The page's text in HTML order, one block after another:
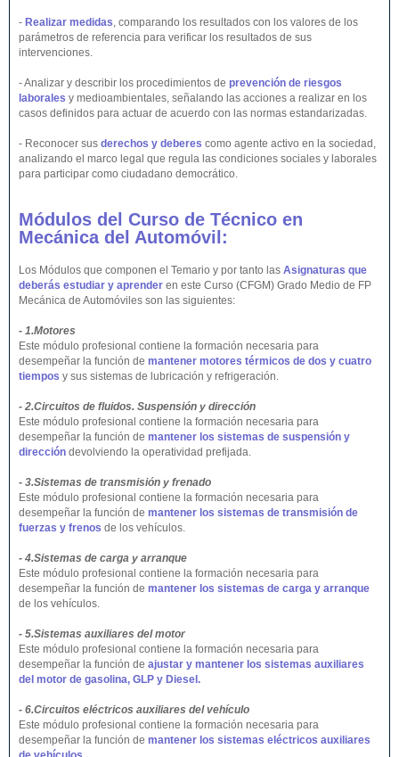
- Realizar medidas, comparando los resultados con los valores de los
parámetros de referencia para verificar los resultados de sus
intervenciones.
- Analizar y describir los procedimientos de prevención de riesgos
laborales y medioambientales, señalando las acciones a realizar en los
casos definidos para actuar de acuerdo con las normas estandarizadas.
- Reconocer sus derechos y deberes como agente activo en la sociedad,
analizando el marco legal que regula las condiciones sociales y laborales
para participar como ciudadano democrático.
Módulos del Curso de Técnico en
Mecánica del Automóvil:
Los Módulos que componen el Temario y por tanto las Asignaturas que
deberás estudiar y aprender en este Curso (CFGM) Grado Medio de FP
Mecánica de Automóviles son las siguientes:
- 1.Motores
Este módulo profesional contiene la formación necesaria para
desempeñar la función de mantener motores térmicos de dos y cuatro
tiempos y sus sistemas de lubricación y refrigeración.
- 2.Circuitos de fluidos. Suspensión y dirección
Este módulo profesional contiene la formación necesaria para
desempeñar la función de mantener los sistemas de suspensión y
dirección devolviendo la operatividad prefijada.
- 3.Sistemas de transmisión y frenado
Este módulo profesional contiene la formación necesaria para
desempeñar la función de mantener los sistemas de transmisión de
fuerzas y frenos de los vehículos.
- 4.Sistemas de carga y arranque
Este módulo profesional contiene la formación necesaria para
desempeñar la función de mantener los sistemas de carga y arranque
de los vehículos.
- 5.Sistemas auxiliares del motor
Este módulo profesional contiene la formación necesaria para
desempeñar la función de ajustar y mantener los sistemas auxiliares
del motor de gasolina, GLP y Diesel.
- 6.Circuitos eléctricos auxiliares del vehículo
Este módulo profesional contiene la formación necesaria para
desempeñar la función de mantener los sistemas eléctricos auxiliares